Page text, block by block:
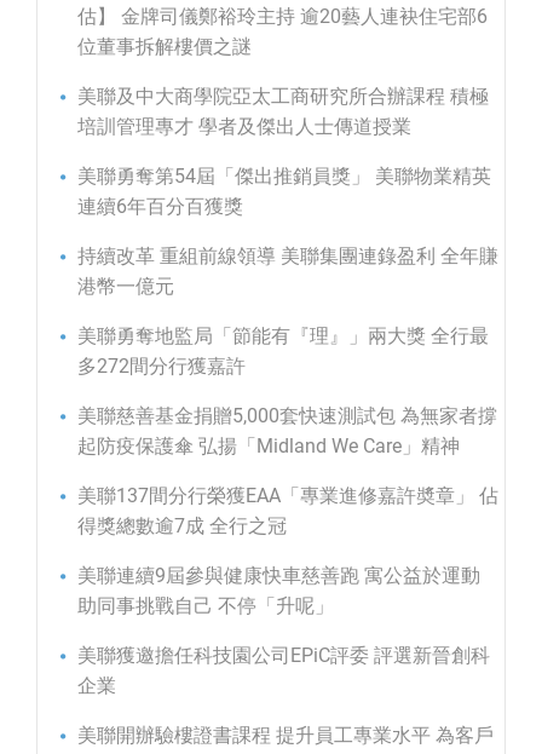
估】 金牌司儀鄭裕玲主持 逾20藝人連袂住宅部6
位董事拆解樓價之謎
美聯及中大商學院亞太工商研究所合辦課程 積極
培訓管理專才 學者及傑出人士傳道授業
美聯勇奪第54屆「傑出推銷員獎」 美聯物業精英
連續6年百分百獲獎
持續改革 重組前線領導 美聯集團連錄盈利 全年賺
港幣一億元
美聯勇奪地監局「節能有『理』」兩大獎 全行最
多272間分行獲嘉許
美聯慈善基金捐贈5,000套快速測試包 為無家者撐
起防疫保護傘 弘揚「Midland We Care」精神
美聯137間分行榮獲EAA「專業進修嘉許奬章」 佔
得獎總數逾7成 全行之冠
美聯連續9屆參與健康快車慈善跑 寓公益於運動
助同事挑戰自己 不停「升呢」
美聯獲邀擔任科技園公司EPiC評委 評選新晉創科
企業
美聯開辦驗樓證書課程 提升員工專業水平 為客戶